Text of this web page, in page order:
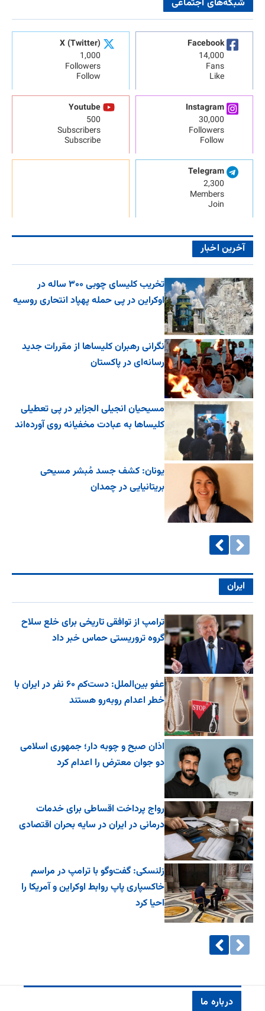
شبکه‌های اجتماعی
Facebook
14,000
Fans
Like
X (Twitter)
1,000
Followers
Follow
Instagram
30,000
Followers
Follow
Youtube
500
Subscribers
Subscribe
Telegram
2,300
Members
Join
آخرین اخبار
تخریب کلیسای چوبی ۳۰۰ ساله در
اوکراین در پی حمله پهپاد انتحاری روسیه
نگرانی رهبران کلیساها از مقررات جدید
رسانه‌ای در پاکستان
مسیحیان انجیلی الجزایر در پی تعطیلی
کلیساها به عبادت مخفیانه روی آورده‌اند
یونان: کشف جسد مُبشر مسیحی
بریتانیایی در چمدان
ایران
ترامپ از توافقی تاریخی برای خلع ‌سلاح
گروه تروریستی حماس خبر داد
عفو بین‌الملل: دست‌کم ۶۰ نفر در ایران با
خطر اعدام روبه‌رو هستند
اذان صبح و چوبه دار؛ جمهوری اسلامی
دو جوان معترض را اعدام کرد
رواج پرداخت اقساطی برای خدمات
درمانی در ایران در سایه بحران اقتصادی
زلنسکی: گفت‌وگو با ترامپ در مراسم
خاکسپاری پاپ روابط اوکراین و آمریکا را
احیا کرد
درباره ما